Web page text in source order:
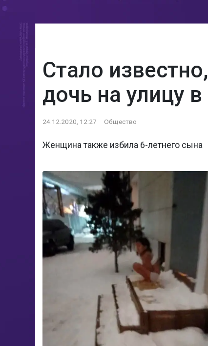
Стало
дочь на улицу
24.12.2020, 12:27 Общество
Женщина также избила 6-летнего сына